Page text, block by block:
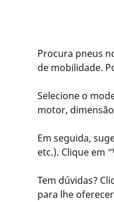
Procura pneus
de mobilidade.
Selecione o
motor,
Em seguida,
etc.). Clique em
Tem dúvidas?
para lhe